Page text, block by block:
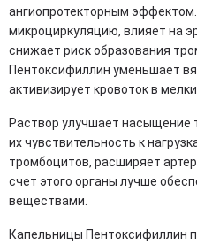
ангиопротекторным
микроциркуляцию, влияет на
снижает риск образования
Пентоксифиллин уменьшает
активизирует кровоток в
Раствор улучшает насыщение
их чувствительность к
тромбоцитов, расширяет
счет этого органы лучше
веществами.
Капельницы Пентоксифиллин